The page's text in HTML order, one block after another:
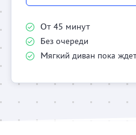
От 45 минут
Без очереди
Мягкий диван пока